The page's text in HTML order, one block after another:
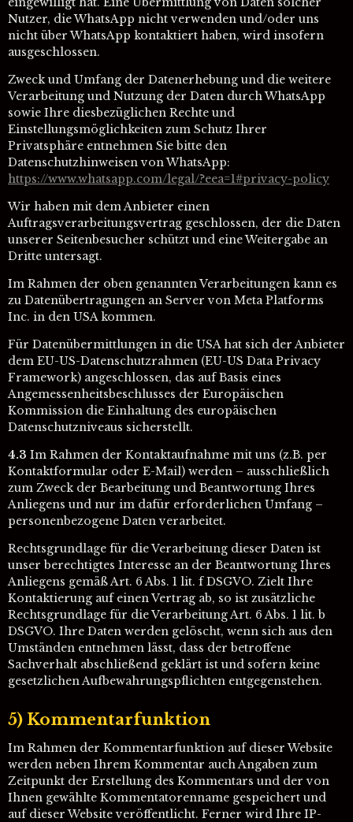
Nutzer, die WhatsApp nicht verwenden und/oder uns
nicht über WhatsApp kontaktiert haben, wird insofern
ausgeschlossen.
Zweck und Umfang der Datenerhebung und die weitere
Verarbeitung und Nutzung der Daten durch WhatsApp
sowie Ihre diesbezüglichen Rechte und
Einstellungsmöglichkeiten zum Schutz Ihrer
Privatsphäre entnehmen Sie bitte den
Datenschutzhinweisen von WhatsApp:
https://www.whatsapp.com/legal/?eea=1#privacy-policy
Wir haben mit dem Anbieter einen
Auftragsverarbeitungsvertrag geschlossen, der die Daten
unserer Seitenbesucher schützt und eine Weitergabe an
Dritte untersagt.
Im Rahmen der oben genannten Verarbeitungen kann es
zu Datenübertragungen an Server von Meta Platforms
Inc. in den USA kommen.
Für Datenübermittlungen in die USA hat sich der Anbieter
dem EU-US-Datenschutzrahmen (EU-US Data Privacy
Framework) angeschlossen, das auf Basis eines
Angemessenheitsbeschlusses der Europäischen
Kommission die Einhaltung des europäischen
Datenschutzniveaus sicherstellt.
4.3 Im Rahmen der Kontaktaufnahme mit uns (z.B. per
Kontaktformular oder E-Mail) werden – ausschließlich
zum Zweck der Bearbeitung und Beantwortung Ihres
Anliegens und nur im dafür erforderlichen Umfang –
personenbezogene Daten verarbeitet.
Rechtsgrundlage für die Verarbeitung dieser Daten ist
unser berechtigtes Interesse an der Beantwortung Ihres
Anliegens gemäß Art. 6 Abs. 1 lit. f DSGVO. Zielt Ihre
Kontaktierung auf einen Vertrag ab, so ist zusätzliche
Rechtsgrundlage für die Verarbeitung Art. 6 Abs. 1 lit. b
DSGVO. Ihre Daten werden gelöscht, wenn sich aus den
Umständen entnehmen lässt, dass der betroffene
Sachverhalt abschließend geklärt ist und sofern keine
gesetzlichen Aufbewahrungspflichten entgegenstehen.
5) Kommentarfunktion
Im Rahmen der Kommentarfunktion auf dieser Website
werden neben Ihrem Kommentar auch Angaben zum
Zeitpunkt der Erstellung des Kommentars und der von
Ihnen gewählte Kommentatorenname gespeichert und
auf dieser Website veröffentlicht. Ferner wird Ihre IP-